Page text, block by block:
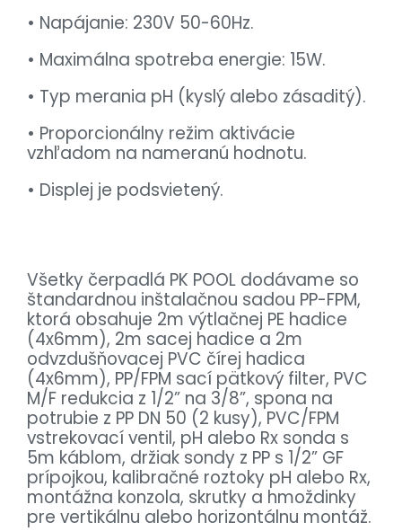
• Napájanie: 230V 50-60Hz.
• Maximálna spotreba energie: 15W.
• Typ merania pH (kyslý alebo zásaditý).
• Proporcionálny režim aktivácie
vzhľadom na nameranú hodnotu.
• Displej je podsvietený.
Všetky čerpadlá PK POOL dodávame so
štandardnou inštalačnou sadou PP-FPM,
ktorá obsahuje 2m výtlačnej PE hadice
(4x6mm), 2m sacej hadice a 2m
odvzdušňovacej PVC čírej hadica
(4x6mm), PP/FPM sací pätkový filter, PVC
M/F redukcia z 1/2” na 3/8”, spona na
potrubie z PP DN 50 (2 kusy), PVC/FPM
vstrekovací ventil, pH alebo Rx sonda s
5m káblom, držiak sondy z PP s 1/2” GF
prípojkou, kalibračné roztoky pH alebo Rx,
montážna konzola, skrutky a hmoždinky
pre vertikálnu alebo horizontálnu montáž.